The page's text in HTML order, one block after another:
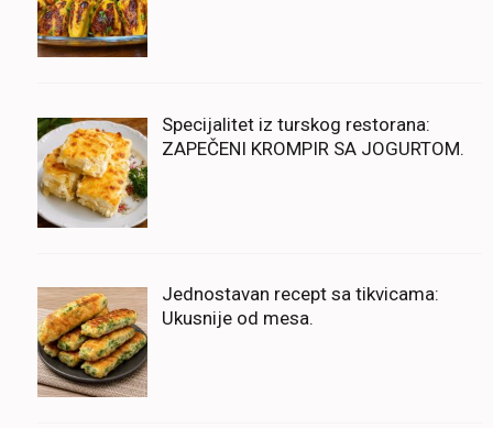
Specijalitet iz turskog restorana:
ZAPEČENI KROMPIR SA JOGURTOM.
Jednostavan recept sa tikvicama:
Ukusnije od mesa.